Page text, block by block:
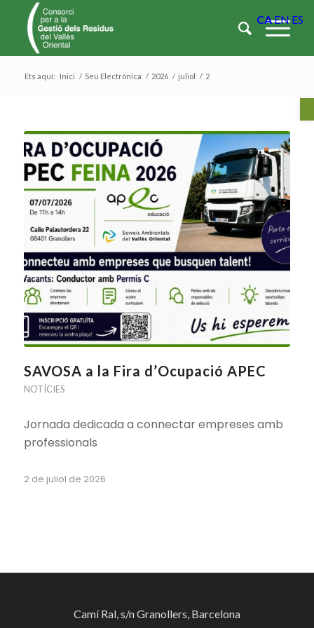
Ets aquí: Inici / Seu Electrònica / 2026 / juliol / 2
SAVOSA a la Fira d’Ocupació APEC
NOTÍCIES
Jornada dedicada a connectar empreses amb
professionals
2 de juliol de 2026
Camí Ral, s/n Granollers, Barcelona
CAEN ES